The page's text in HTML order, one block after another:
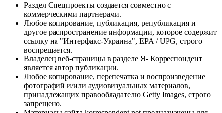
Раздел Спецпроекты создается совместно с
коммерческими партнерами.
Любое копирование, публикация, републикация и
другое распространение информации, которое содержит
ссылку на "Интерфакс-Украина", EPA / UPG, строго
воспрещается.
Владелец веб-страницы в разделе Я- Корреспондент
является автор публикации.
Любое копирование, перепечатка и воспроизведение
фотографий и/или аудиовизуальных материалов,
принадлежащих правообладателю Getty Images, строго
запрещено.